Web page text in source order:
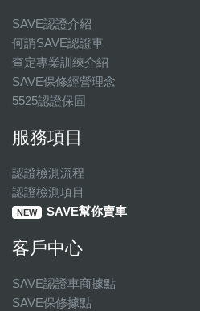
SAVE認證介紹
何謂SAVE認證車
查定專業訓練介紹
SAVE保修經營理念
5525認證保固
服務項目
認證檢測流程
認證檢測項目
NEW SAVE幫你賣車
客戶中心
SAVE認證車商據點
SAVE保修據點